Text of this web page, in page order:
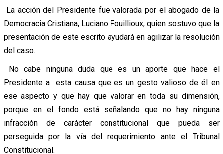
La acción del Presidente fue valorada por el abogado de la
Democracia Cristiana, Luciano Fouillioux, quien sostuvo que la
presentación de este escrito ayudará en agilizar la resolución
del caso.
No cabe ninguna duda que es un aporte que hace el
Presidente a esta causa que es un gesto valioso de él en
ese aspecto y que hay que valorar en toda su dimensión,
porque en el fondo está señalando que no hay ninguna
infracción de carácter constitucional que pueda ser
perseguida por la vía del requerimiento ante el Tribunal
Constitucional.